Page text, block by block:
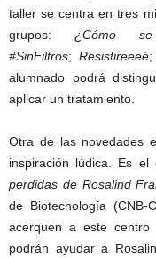
taller se centra en tres
grupos: ¿Cómo
#SinFiltros; Resistireeeé;
alumnado podrá
aplicar un tratamiento.
Otra de las novedades
inspiración lúdica. Es
perdidas de Rosalind
de Biotecnología
acerquen a este
podrán ayudar a